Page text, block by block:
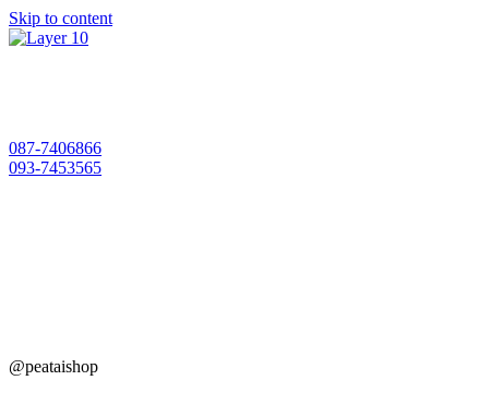
Skip to content
087-7406866
093-7453565
@peataishop